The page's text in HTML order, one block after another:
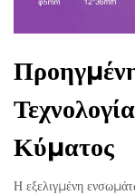
Κύματος
Η εξελιγμένη